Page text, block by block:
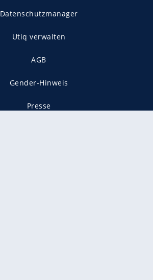
Datenschutzmanager
Utiq verwalten
AGB
Gender-Hinweis
Presse